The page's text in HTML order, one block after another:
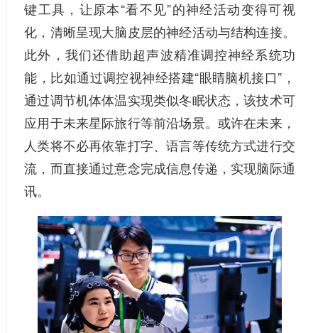
键工具，让原本“看不见”的神经活动变得可视
化，清晰呈现大脑皮层的神经活动与结构连接。
此外，我们还借助超声波精准调控神经系统功
能，比如通过调控视神经搭建“眼睛脑机接口”，
通过调节机体体温实现类似冬眠状态，该技术可
应用于未来星际旅行等前沿场景。或许在未来，
人类将不必再依靠打字、语言等传统方式进行交
流，而直接通过意念完成信息传递，实现脑际通
讯。